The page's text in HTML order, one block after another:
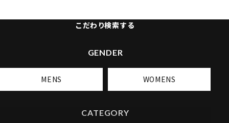
こだわり検索する
GENDER
MENS WOMENS
CATEGORY